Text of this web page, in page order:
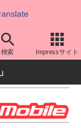
検索 Impressサイト